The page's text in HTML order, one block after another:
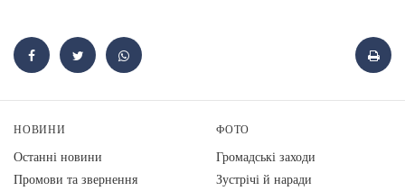
НОВИНИ
Останні новини
Промови та звернення
ФОТО
Громадські заходи
Зустрічі й наради